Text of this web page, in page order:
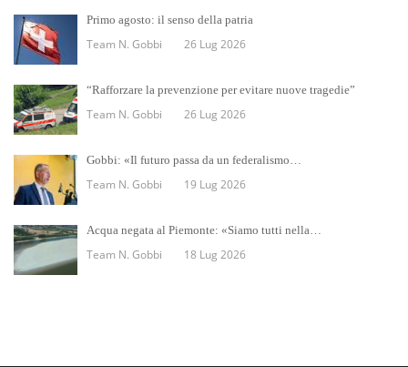
Primo agosto: il senso della patria
Team N. Gobbi 26 Lug 2026
“Rafforzare la prevenzione per evitare nuove tragedie”
Team N. Gobbi 26 Lug 2026
Gobbi: «Il futuro passa da un federalismo…
Team N. Gobbi 19 Lug 2026
Acqua negata al Piemonte: «Siamo tutti nella…
Team N. Gobbi 18 Lug 2026